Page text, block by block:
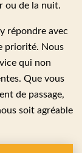
ou de la nuit.
répondre avec
priorité. Nous
qui non
Que vous
de passage,
soit agréable